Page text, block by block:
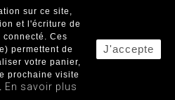
PREMIERS
Hipshakers ! (10")
records
70's/Garage
sur ce site,
et l'écriture de
Ces
permettent de
votre panier,
prochaine visite
En savoir plus
J'accepte